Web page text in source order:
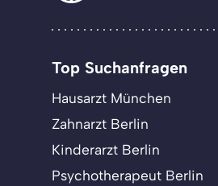
Top Suchanfragen
Hausarzt München
Zahnarzt Berlin
Kinderarzt Berlin
Psychotherapeut Berlin